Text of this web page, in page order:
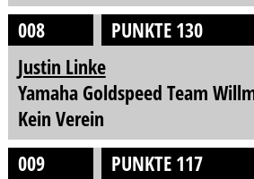
008
PUNKTE 130
Justin Linke
Yamaha Goldspeed Team
Kein Verein
009
PUNKTE 117